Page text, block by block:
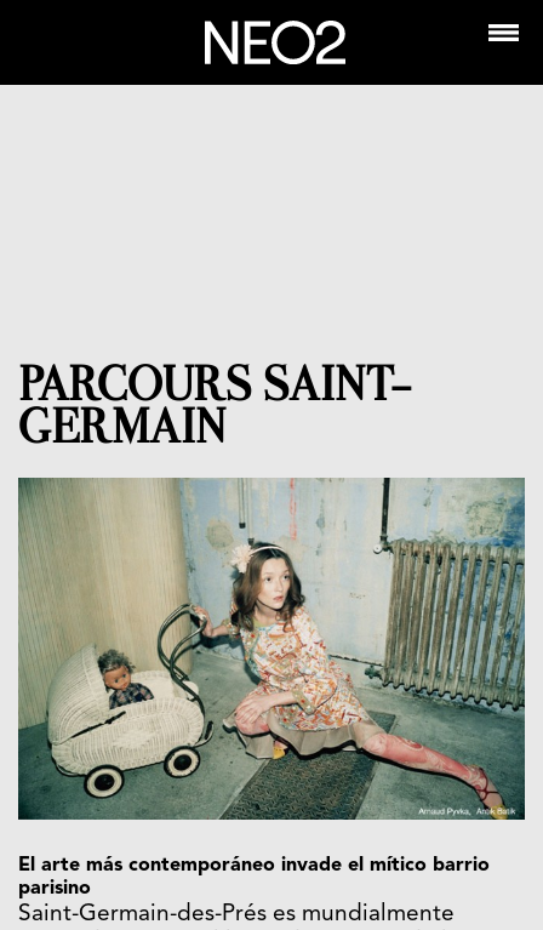
PARCOURS SAINT-
GERMAIN
El arte más contemporáneo invade el mítico barrio
parisino
Saint-Germain-des-Prés es mundialmente